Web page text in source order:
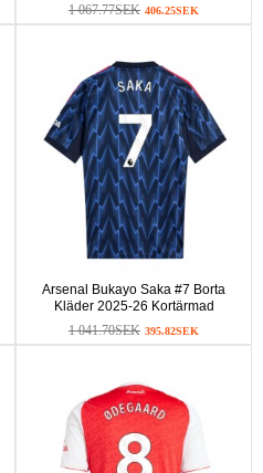
1 067.77SEK 406.25SEK
Arsenal Bukayo Saka #7 Borta
Kläder 2025-26 Kortärmad
1 041.70SEK 395.82SEK